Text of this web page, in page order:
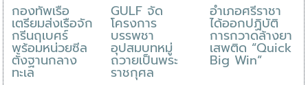
กองทัพเรือ
เตรียมส่งเรือจัก
กรีนฤเบศร์
พร้อมหน่วยซีล
ตั้งฐานกลาง
ทะเล
GULF จัด
โครงการ
บรรพชา
อุปสมบทหมู่
ถวายเป็นพระ
ราชกุศล
อำเภอศรีราชา
ได้ออกปฏิบัติ
การกวาดล้างยา
เสพติด “Quick
Big Win”